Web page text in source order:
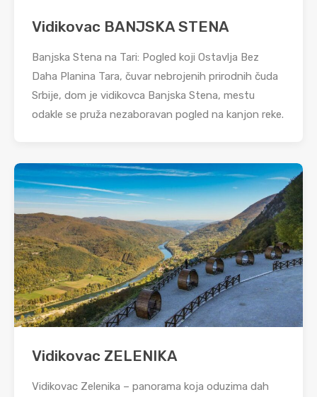
Vidikovac BANJSKA STENA
Banjska Stena na Tari: Pogled koji Ostavlja Bez
Daha Planina Tara, čuvar nebrojenih prirodnih čuda
Srbije, dom je vidikovca Banjska Stena, mestu
odakle se pruža nezaboravan pogled na kanjon reke.
Vidikovac ZELENIKA
Vidikovac Zelenika – panorama koja oduzima dah